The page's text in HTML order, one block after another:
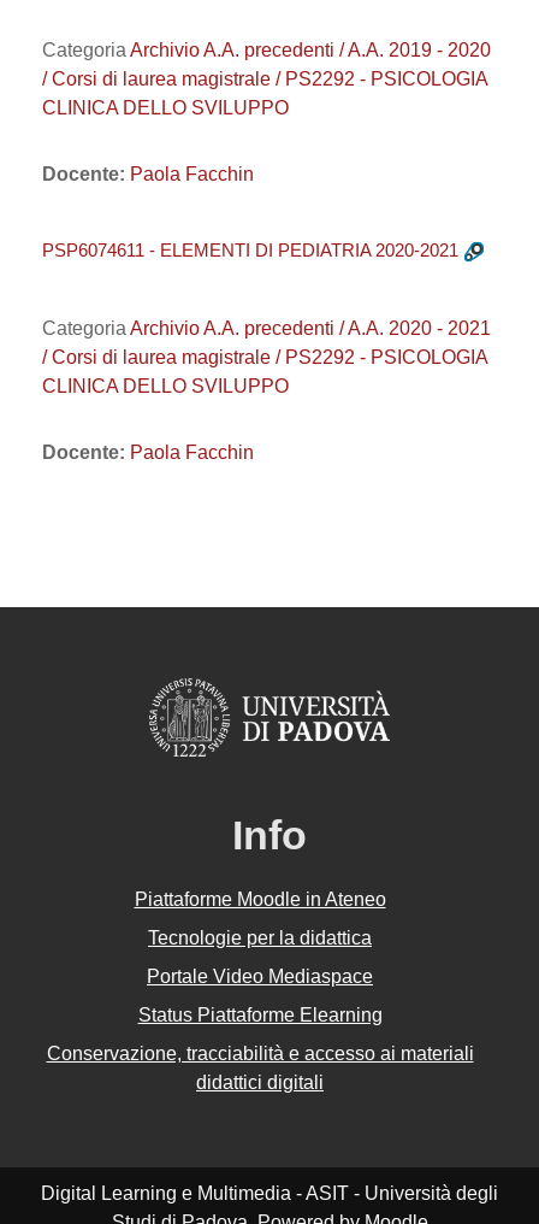
Categoria Archivio A.A. precedenti / A.A. 2019 - 2020
/ Corsi di laurea magistrale / PS2292 - PSICOLOGIA
CLINICA DELLO SVILUPPO
Docente: Paola Facchin
PSP6074611 - ELEMENTI DI PEDIATRIA 2020-2021
Categoria Archivio A.A. precedenti / A.A. 2020 - 2021
/ Corsi di laurea magistrale / PS2292 - PSICOLOGIA
CLINICA DELLO SVILUPPO
Docente: Paola Facchin
Info
Piattaforme Moodle in Ateneo
Tecnologie per la didattica
Portale Video Mediaspace
Status Piattaforme Elearning
Conservazione, tracciabilità e accesso ai materiali
didattici digitali
Digital Learning e Multimedia - ASIT - Università degli